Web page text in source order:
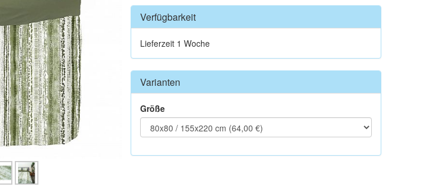
Verfügbarkeit
Lieferzeit 1 Woche
Varianten
Größe